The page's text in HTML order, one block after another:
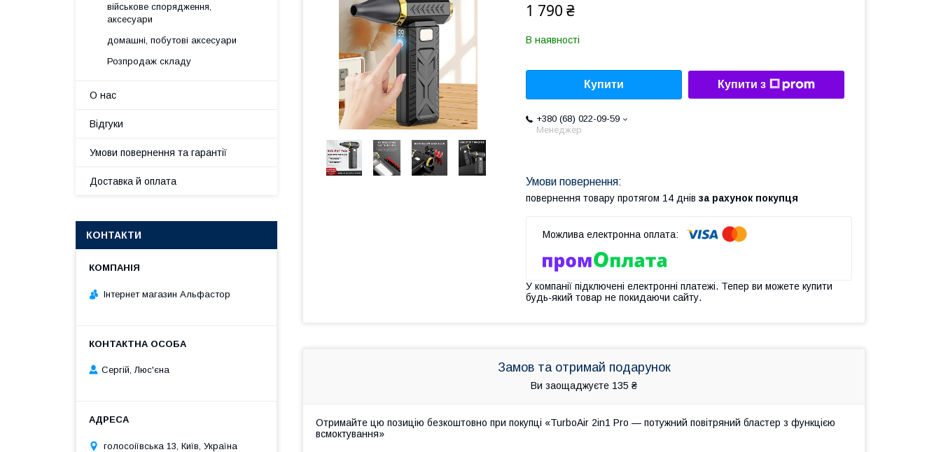
1 790 ₴
В наявності
Купити Купити з
+380 (68) 022-09-59
Менеджер
повернення товару протягом 14 днів за рахунок покупця
У компанії підключені електронні платежі. Тепер ви можете купити
будь-який товар не покидаючи сайту.
Замов та отримай подарунок
Ви заощаджуєте 135 ₴
Отримайте цю позицію безкоштовно при покупці «TurboAir 2in1 Pro — потужний повітряний бластер з функцією
всмоктування»
військове спорядження,
аксесуари
домашні, побутові аксесуари
Розпродаж складу
О нас
Відгуки
Умови повернення та гарантії
Доставка й оплата
КОНТАКТИ
Інтернет магазин Альфастор
Сергій, Люс'єна
голосоіївська 13, Київ, Україна